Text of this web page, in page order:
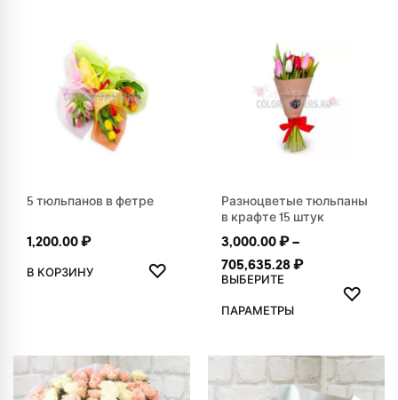
5 тюльпанов в фетре
1,200.00₽
В КОРЗИНУ ♡
ДОБАВИТЬ В ИЗБРАННОЕ
Разноцветые тюльпаны
в крафте 15 штук
3,000.00₽–
705,635.28₽Диапазон
ВЫБЕРИТЕ
ПАРАМЕТРЫ
Этот товар имеет ♡